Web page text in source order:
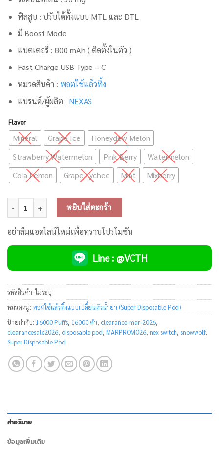
ฟีลสูบ : ปรับได้ทั้งแบบ MTL และ DTL
มี Boost Mode
แบตเตอรี่ : 800 mAh ( ติดตั้งในตัว )
Fast Charge USB Type – C
หมวดสินค้า : พอตใช้แล้วทิ้ง
แบรนด์/ผู้ผลิต : NEXAS
Flavor
Mineral Grape Ice
Honeydew Melon
Strawberry Watermelon
Pink Berry
Watermelon
Cola Lemon
Grape Lychee Mint Mixberry
จำนวน Nex Switch SNOWWOLF 16000 Puffs Disposable Pod ชิ้น
หยิบใส่ตะกร้า
อย่าลืมแอดไลน์ใหม่เพื่อทราบโปรโมชัน
Line : @VCTH
รหัสสินค้า:ไม่ระบุ
หมวดหมู่: พอตใช้แล้วทิ้งแบบเปลี่ยนหัวน้ำยา (Super Disposable Pod)
ป้ายกำกับ: 16000 Puffs, 16000 คำ, clearance-mar-2026,
clearancesale2026, disposable pod, MARPROMO26, nex switch, snowwolf,
Super Disposable Pod
คำอธิบาย
ข้อมูลเพิ่มเติม